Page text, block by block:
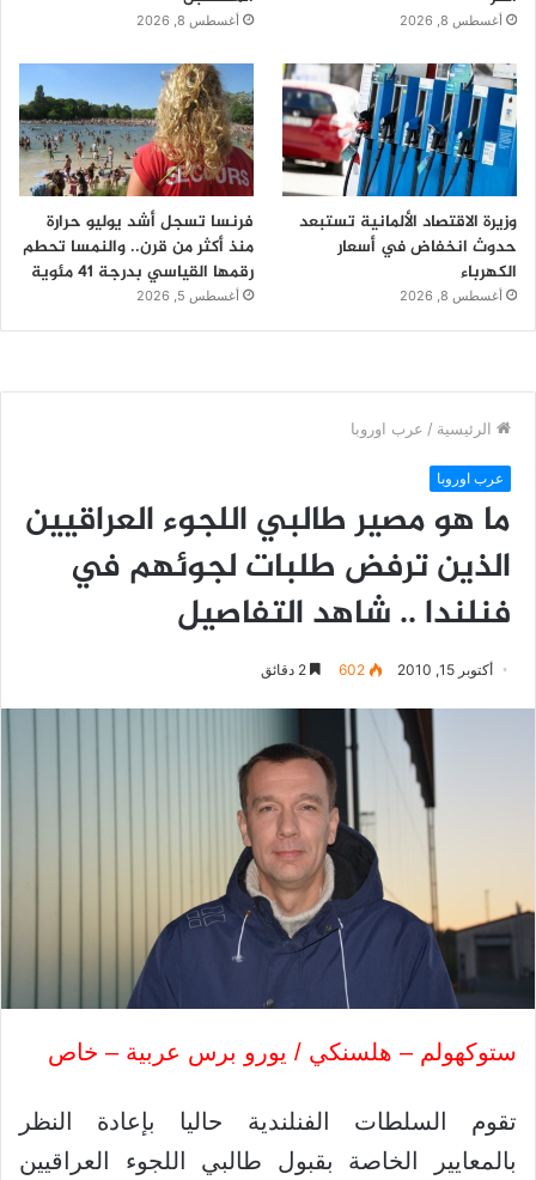
أغسطس 8, 2026 أغسطس 8, 2026
وزيرة الاقتصاد الألمانية تستبعد
حدوث انخفاض في أسعار
الكهرباء
أغسطس 8, 2026
فرنسا تسجل أشد يوليو حرارة
منذ أكثر من قرن.. والنمسا تحطم
رقمها القياسي بدرجة 41 مئوية
أغسطس 5, 2026